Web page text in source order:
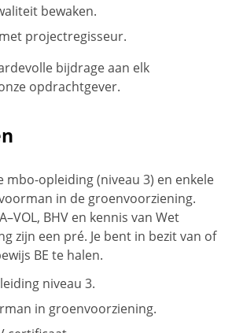
bewaken.
projectregisseur.
bijdrage aan elk
opdrachtgever.
mbo-opleiding (niveau 3) en enkele
in de groenvoorziening.
BHV en kennis van Wet
zijn een pré. Je bent in bezit van of
BE te halen.
niveau 3.
in groenvoorziening.